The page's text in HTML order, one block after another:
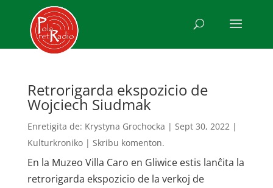
Retrorigarda ekspozicio de
Wojciech Siudmak
Enretigita de: Krystyna Grochocka | Sept 30, 2022|
Kulturkroniko| Skribu komenton.
En la Muzeo Villa Caro en Gliwice estis lanĉita la
retrorigarda ekspozicio de la verkoj de